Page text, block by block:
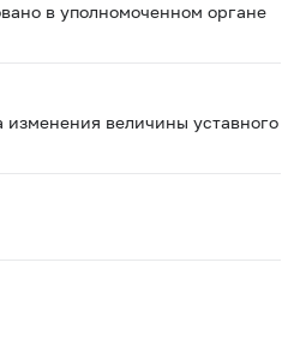
в уполномоченном органе
изменения величины уставного